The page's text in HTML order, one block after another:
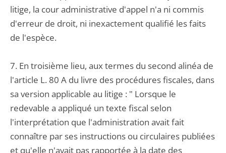
litige, la cour administrative d'appel n'a ni commis
d'erreur de droit, ni inexactement qualifié les faits
de l'espèce.
7. En troisième lieu, aux termes du second alinéa de
l'article L. 80 A du livre des procédures fiscales, dans
sa version applicable au litige : " Lorsque le
redevable a appliqué un texte fiscal selon
l'interprétation que l'administration avait fait
connaître par ses instructions ou circulaires publiées
et qu'elle n'avait pas rapportée à la date des